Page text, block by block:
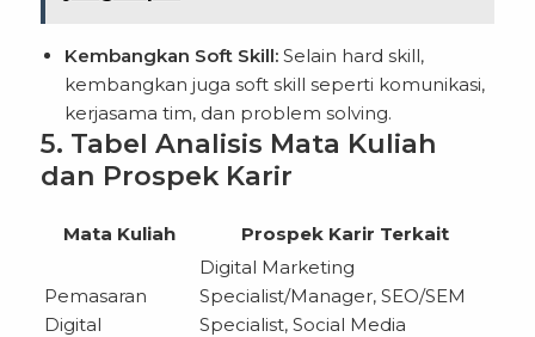
Kembangkan Soft Skill: Selain hard skill,
kembangkan juga soft skill seperti komunikasi,
kerjasama tim, dan problem solving.
5. Tabel Analisis Mata Kuliah
dan Prospek Karir
Mata Kuliah Prospek Karir Terkait
Pemasaran
Digital
Digital Marketing
Specialist/Manager, SEO/SEM
Specialist, Social Media